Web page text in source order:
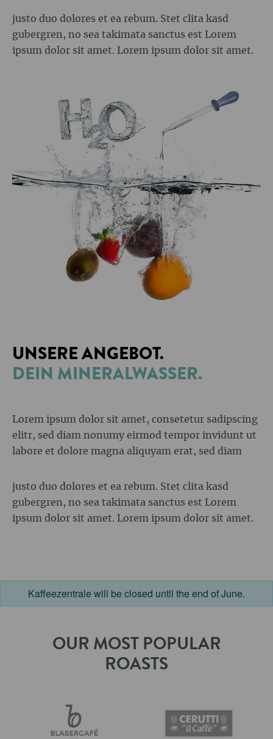
justo duo dolores et ea rebum. Stet clita kasd
gubergren, no sea takimata sanctus est Lorem
ipsum dolor sit amet. Lorem ipsum dolor sit amet.
UNSEREANGEBOT.
DEIN MINERALWASSER.
Lorem ipsum dolor sit amet, consetetur sadipscing
elitr, sed diam nonumy eirmod tempor invidunt ut
labore et dolore magna aliquyam erat, sed diam
justo duo dolores et ea rebum. Stet clita kasd
gubergren, no sea takimata sanctus est Lorem
ipsum dolor sit amet. Lorem ipsum dolor sit amet.
Kaffeezentrale will be closed until the end of June.
OUR MOST POPULAR
ROASTS